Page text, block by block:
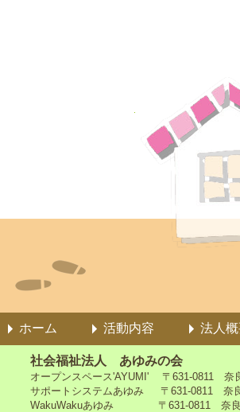
ホーム 活動内容 法人
社会福祉法人 あゆみの会
オープンスペース'AYUMI' 〒631-0811 奈
サポートシステムあゆみ 〒631-0811 奈
WakuWakuあゆみ 〒631-0811 奈良市